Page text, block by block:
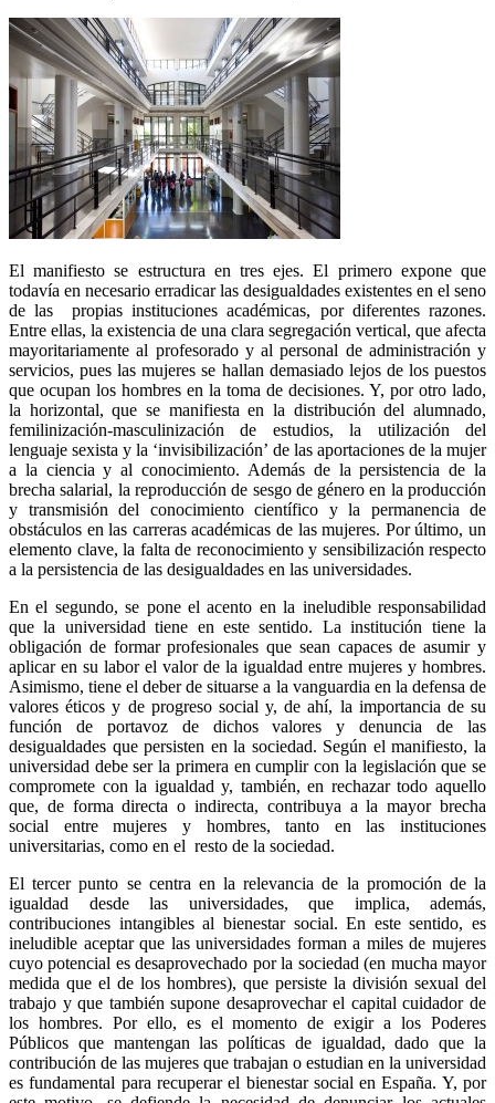
El manifiesto se estructura en tres ejes. El primero expone que
todavía en necesario erradicar las desigualdades existentes en el seno
de las propias instituciones académicas, por diferentes razones.
Entre ellas, la existencia de una clara segregación vertical, que afecta
mayoritariamente al profesorado y al personal de administración y
servicios, pues las mujeres se hallan demasiado lejos de los puestos
que ocupan los hombres en la toma de decisiones. Y, por otro lado,
la horizontal, que se manifiesta en la distribución del alumnado,
femilinización-masculinización de estudios, la utilización del
lenguaje sexista y la ‘invisibilización’ de las aportaciones de la mujer
a la ciencia y al conocimiento. Además de la persistencia de la
brecha salarial, la reproducción de sesgo de género en la producción
y transmisión del conocimiento científico y la permanencia de
obstáculos en las carreras académicas de las mujeres. Por último, un
elemento clave, la falta de reconocimiento y sensibilización respecto
a la persistencia de las desigualdades en las universidades.
En el segundo, se pone el acento en la ineludible responsabilidad
que la universidad tiene en este sentido. La institución tiene la
obligación de formar profesionales que sean capaces de asumir y
aplicar en su labor el valor de la igualdad entre mujeres y hombres.
Asimismo, tiene el deber de situarse a la vanguardia en la defensa de
valores éticos y de progreso social y, de ahí, la importancia de su
función de portavoz de dichos valores y denuncia de las
desigualdades que persisten en la sociedad. Según el manifiesto, la
universidad debe ser la primera en cumplir con la legislación que se
compromete con la igualdad y, también, en rechazar todo aquello
que, de forma directa o indirecta, contribuya a la mayor brecha
social entre mujeres y hombres, tanto en las instituciones
universitarias, como en el resto de la sociedad.
El tercer punto se centra en la relevancia de la promoción de la
igualdad desde las universidades, que implica, además,
contribuciones intangibles al bienestar social. En este sentido, es
ineludible aceptar que las universidades forman a miles de mujeres
cuyo potencial es desaprovechado por la sociedad (en mucha mayor
medida que el de los hombres), que persiste la división sexual del
trabajo y que también supone desaprovechar el capital cuidador de
los hombres. Por ello, es el momento de exigir a los Poderes
Públicos que mantengan las políticas de igualdad, dado que la
contribución de las mujeres que trabajan o estudian en la universidad
es fundamental para recuperar el bienestar social en España. Y, por